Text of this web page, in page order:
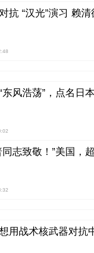
抗 “汉光”演习 赖
东风浩荡”，点名日
同志致敬！”美国，
用战术核武器对抗